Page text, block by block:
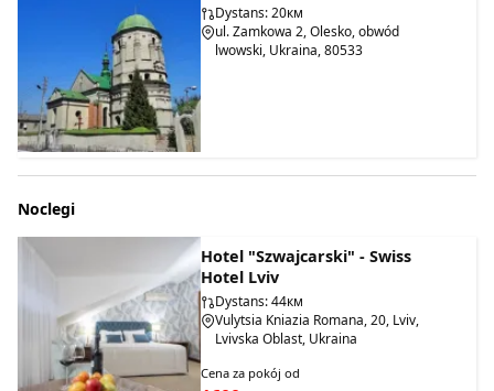
Dystans: 20км
ul. Zamkowa 2, Olesko, obwód
lwowski, Ukraina, 80533
Noclegi
Hotel "Szwajcarski" - Swiss
Hotel Lviv
Dystans: 44км
Vulytsia Kniazia Romana, 20, Lviv,
Lvivska Oblast, Ukraina
Cena za pokój od